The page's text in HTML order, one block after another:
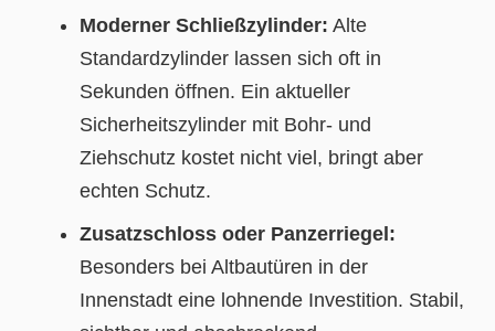
Moderner Schließzylinder: Alte
Standardzylinder lassen sich oft in
Sekunden öffnen. Ein aktueller
Sicherheitszylinder mit Bohr- und
Ziehschutz kostet nicht viel, bringt aber
echten Schutz.
Zusatzschloss oder Panzerriegel:
Besonders bei Altbautüren in der
Innenstadt eine lohnende Investition. Stabil,